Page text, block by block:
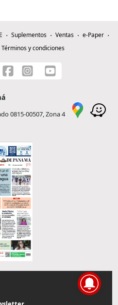
Suplementos Ventas
e-Paper
Términos y condiciones
0815-00507, Zona 4